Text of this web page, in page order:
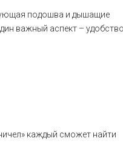
подошва и дышащие
важный аспект – удобство
» каждый сможет найти